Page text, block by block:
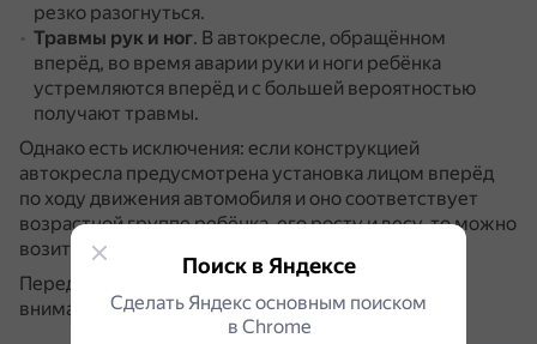
резко разогнуться.
Травмы рук и ног. В автокресле, обращённом
вперёд, во время аварии руки и ноги ребёнка
устремляются вперёд и с большей вероятностью
получают травмы.
Однако есть исключения: если конструкцией
автокресла предусмотрена установка лицом вперёд
по ходу движения автомобиля и оно соответствует
возрастной группе ребёнка, его росту и весу, то можно
возить его лицом вперёд.
Перед установкой автокресла необходимо
внимательно прочитать инструкцию.
Поиск в Яндексе
Сделать Яндекс основным поиском
в Сhrome